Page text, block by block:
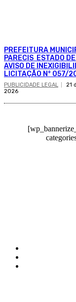
PREFEITURA
PARECIS ESTADO
AVISO DE
LICITAÇÃO N° 057/
PUBLICIDADE LEGAL
21
2026